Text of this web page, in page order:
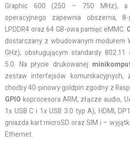
Graphic 600 (250 – 750 MHz), a
operacyjnego zapewnia obszerna,
LPDDR4 oraz 64 GB-owa pamięć eMMC.
dostarczany z wbudowanym modułem
GHz), obsługującym standardy
5.0. Na płycie drukowanej
zestaw interfejsów
choćby 40-pinowy goldpin zgodny z
GPIO koprocesora ARM, złącze audio,
1x USB C i 1x USB 3.0 typ A), HDMI,
gniazda kart microSD oraz SIM i –
Ethernet.